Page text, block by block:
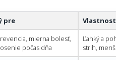
pre
mierna bolesť,
počas dňa
Ľahký a
strih,